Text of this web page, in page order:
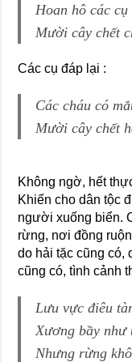
Hoan hô các cụ
Mười cây chết
Các cụ đáp lại :
Các cháu có
Mười cây chết
Không ngờ, hết
Khiến cho dân tộc
người xuống biển.
rừng, nơi đồng
do hải tặc cũng có,
cũng có, tình cảnh
Lưu vực điêu
Xương bầy như
Nhưng rừng